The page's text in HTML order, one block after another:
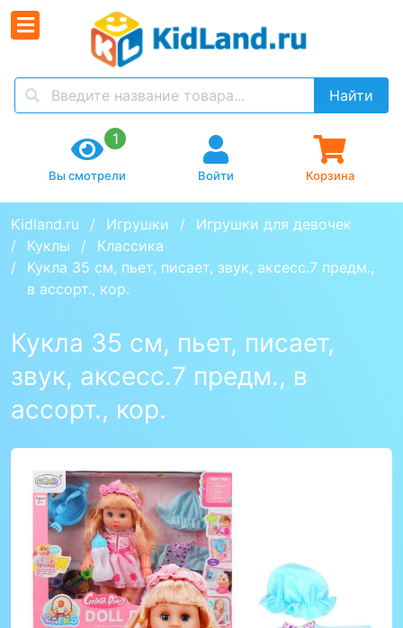
Найти
1
Вы смотрели Войти Корзина
Kidland.ru Игрушки
Игрушки для девочек
Куклы
Классика
Кукла 35 см, пьет, писает, звук, аксесс.7 предм.,
в ассорт., кор.
Кукла 35 см, пьет, писает,
звук, аксесс.7 предм., в
ассорт., кор.